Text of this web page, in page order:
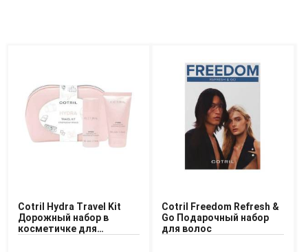
Cotril Hydra Travel Kit
Дорожный набор в
косметичке для
Cotril Freedom Refresh &
Go Подарочный набор
для волос